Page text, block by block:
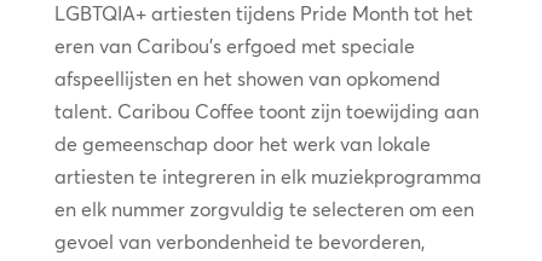
LGBTQIA+ artiesten tijdens Pride Month tot het
eren van Caribou’s erfgoed met speciale
afspeellijsten en het showen van opkomend
talent. Caribou Coffee toont zijn toewijding aan
de gemeenschap door het werk van lokale
artiesten te integreren in elk muziekprogramma
en elk nummer zorgvuldig te selecteren om een
gevoel van verbondenheid te bevorderen,